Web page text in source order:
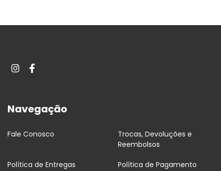
Navegação
Fale Conosco
Trocas, Devoluções e
Reembolsos
Política de Entregas Política de Pagamento